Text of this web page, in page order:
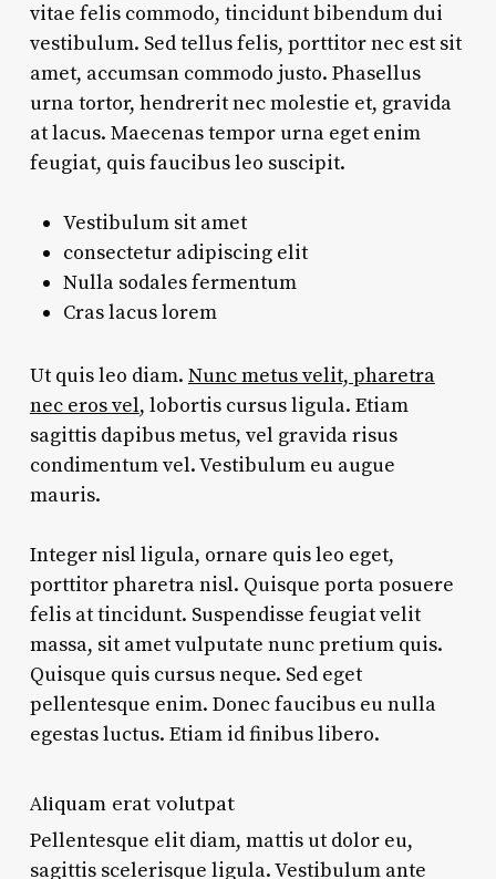
vitae felis commodo, tincidunt bibendum dui
vestibulum. Sed tellus felis, porttitor nec est sit
amet, accumsan commodo justo. Phasellus
urna tortor, hendrerit nec molestie et, gravida
at lacus. Maecenas tempor urna eget enim
feugiat, quis faucibus leo suscipit.
Vestibulum sit amet
consectetur adipiscing elit
Nulla sodales fermentum
Cras lacus lorem
Ut quis leo diam. Nunc metus velit, pharetra
nec eros vel, lobortis cursus ligula. Etiam
sagittis dapibus metus, vel gravida risus
condimentum vel. Vestibulum eu augue
mauris.
Integer nisl ligula, ornare quis leo eget,
porttitor pharetra nisl. Quisque porta posuere
felis at tincidunt. Suspendisse feugiat velit
massa, sit amet vulputate nunc pretium quis.
Quisque quis cursus neque. Sed eget
pellentesque enim. Donec faucibus eu nulla
egestas luctus. Etiam id finibus libero.
Aliquam erat volutpat
Pellentesque elit diam, mattis ut dolor eu,
sagittis scelerisque ligula. Vestibulum ante